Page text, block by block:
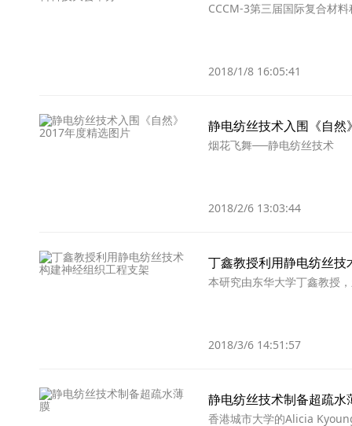
CCCM-3第三届国际复合材
2018/1/8 16:05:41
静电纺丝技术入围《自
烟花飞舞──静电纺丝技术
2018/2/6 13:03:44
丁鑫教授利用静电纺丝
本研究由东华大学丁鑫教授
2018/3/6 14:51:57
静电纺丝技术制备超疏水
香港城市大学的Alicia